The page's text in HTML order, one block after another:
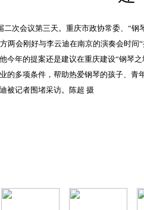
二次会议第三天。重庆市政协常委、“
两会刚好与李云迪在南京的演奏会时间
今年的提案还是建议在重庆建设“钢琴
的多项条件，帮助热爱钢琴的孩子、青
被记者围堵采访。陈超 摄